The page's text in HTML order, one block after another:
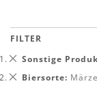
FILTER
Sonstige
Dies
Biersorte
Dies